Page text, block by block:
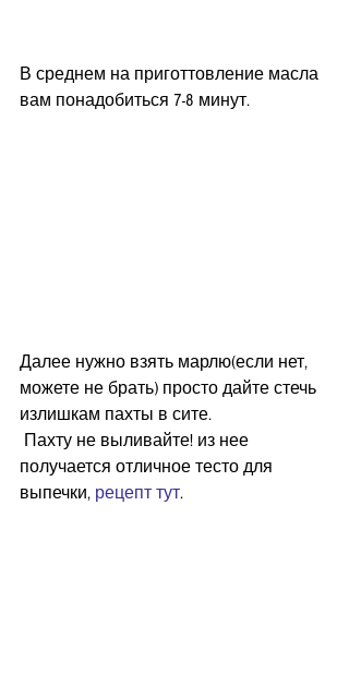
В среднем на приготтовление масла
вам понадобиться 7-8 минут.
Далее нужно взять марлю(если нет,
можете не брать) просто дайте стечь
излишкам пахты в сите.
получается отличное тесто для
выпечки, рецепт тут.